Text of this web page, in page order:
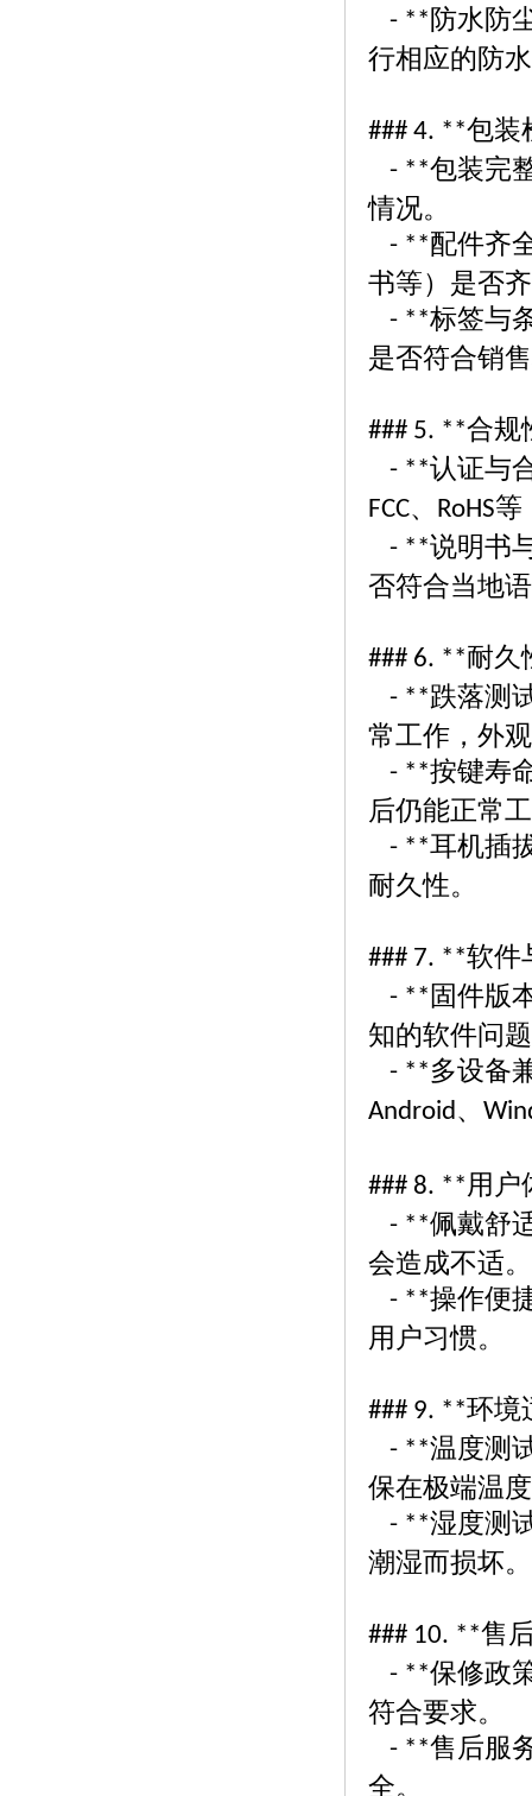
- **防水防
行相应的防
### 4. **包装
- **包装完
情况。
- **配件齐
书等）是否
- **标签与
是否符合销
### 5. **合规
- **认证与
FCC、 RoHS等
- **说明书
否符合当地
### 6. **耐久
- **跌落测
常工作，外
- **按键寿
后仍能正常
- **耳机插
耐久性。
### 7. **软件
- **固件版
知的软件问
- **多设备
Android、
### 8. **用户
- **佩戴舒
会造成不适。
- **操作便
用户习惯。
### 9. **环境
- **温度测
保在极端温
- **湿度测
潮湿而损坏。
### 10. **售
- **保修政
符合要求。
- **售后服
全。